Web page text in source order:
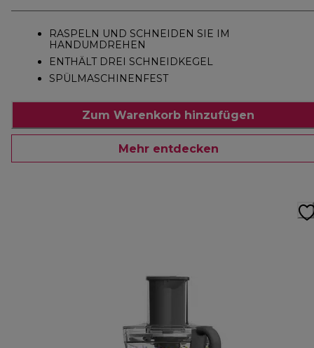
RASPELN UND SCHNEIDEN SIE IM
HANDUMDREHEN
ENTHÄLT DREI SCHNEIDKEGEL
SPÜLMASCHINENFEST
Zum Warenkorb hinzufügen
Mehr entdecken